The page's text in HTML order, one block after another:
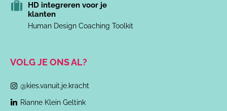
HD integreren voor je
klanten
Human Design Coaching Toolkit
VOLG JE ONS AL?
@kies.vanuit.je.kracht
Rianne Klein Geltink